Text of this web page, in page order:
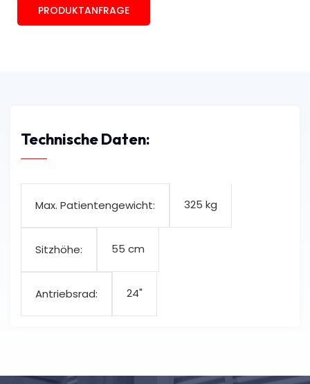
PRODUKTANFRAGE
Technische Daten:
Max. Patientengewicht: 325 kg
Sitzhöhe: 55 cm
Antriebsrad: 24"